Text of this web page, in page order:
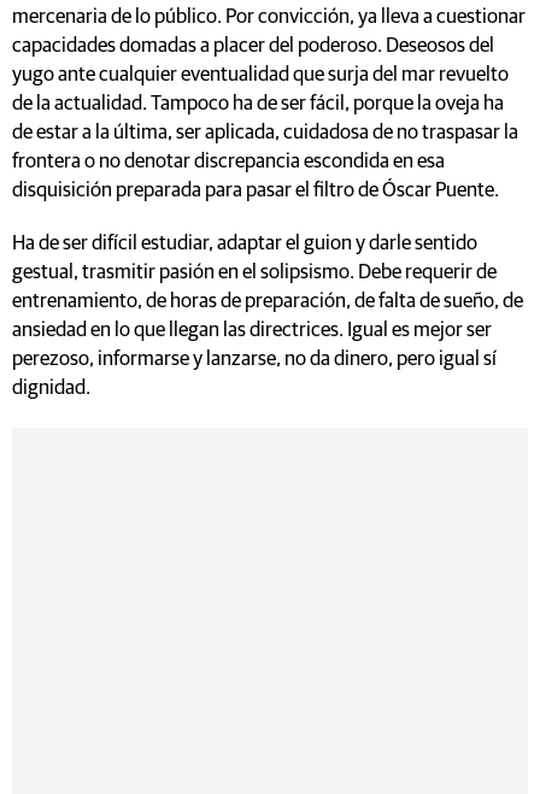
mercenaria de lo público. Por convicción, ya lleva a cuestionar
capacidades domadas a placer del poderoso. Deseosos del
yugo ante cualquier eventualidad que surja del mar revuelto
de la actualidad. Tampoco ha de ser fácil, porque la oveja ha
de estar a la última, ser aplicada, cuidadosa de no traspasar la
frontera o no denotar discrepancia escondida en esa
disquisición preparada para pasar el filtro de Óscar Puente.
Ha de ser difícil estudiar, adaptar el guion y darle sentido
gestual, trasmitir pasión en el solipsismo. Debe requerir de
entrenamiento, de horas de preparación, de falta de sueño, de
ansiedad en lo que llegan las directrices. Igual es mejor ser
perezoso, informarse y lanzarse, no da dinero, pero igual sí
dignidad.